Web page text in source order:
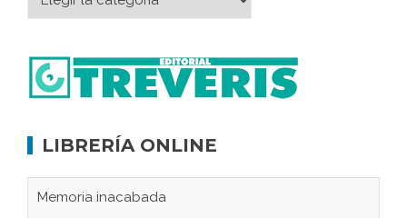
LIBRERÍA ONLINE
Memoria inacabada